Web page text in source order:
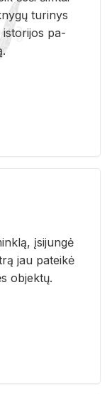
tu­ri­nys
is­to­ri­jos pa­
įsijungė
jau pateikė
objektų.